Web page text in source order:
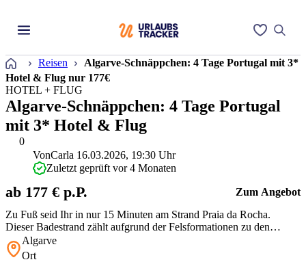
Startseite
Reisen
Algarve-Schnäppchen: 4 Tage Portugal mit 3*
Hotel & Flug nur 177€
0
HOTEL + FLUG
Algarve-Schnäppchen: 4 Tage Portugal
mit 3* Hotel & Flug
Zu Fuß seid Ihr in nur 15 Minuten am Strand Praia da Rocha.
Dieser Badestrand zählt aufgrund der Felsformationen zu den
bekanntesten an der Algarve. Lasst Euch dieses Spektakel auf
keinen Fall entgehen und erlebt einen wunderschöne Kurztrip zum
VonCarla 16.03.2026, 19:30 Uhr
Zuletzt geprüft vor 4 Monaten
ab 177 € p.P. Zum Angebot
Algarve
Ort